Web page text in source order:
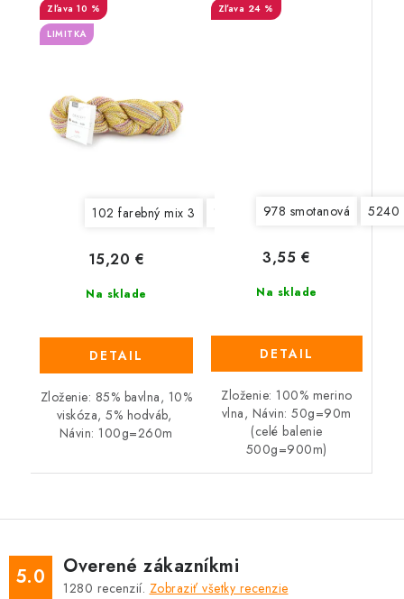
10 %
LIMITKA
102 farebný mix 3 103 farebný mix 4 104
Na sklade
15,20 €
DETAIL
Zloženie: 85% bavlna, 10%
viskóza, 5% hodváb,
Návin: 100g=260m
24 %
978 smotanová 5240
Na sklade
3,55 €
DETAIL
Zloženie: 100% merino
vlna, Návin: 50g=90m
(celé balenie
500g=900m)
5.0 Overené zákazníkmi
1280 recenzií. Zobraziť všetky recenzie